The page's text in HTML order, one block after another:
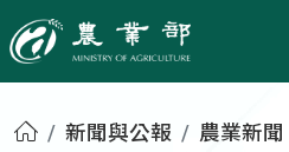
農業部
首頁新聞與公報
農業新聞